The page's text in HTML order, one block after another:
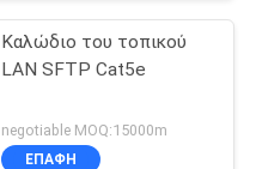
Καλώδιο του τοπικού
LAN SFTP Cat5e
negotiable MOQ:15000m
ΕΠΑΦΉ